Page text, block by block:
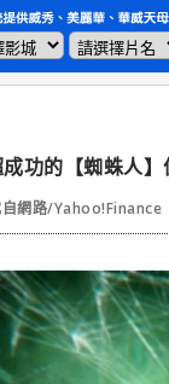
功的【蜘蛛人】
網路/Yahoo!Finance